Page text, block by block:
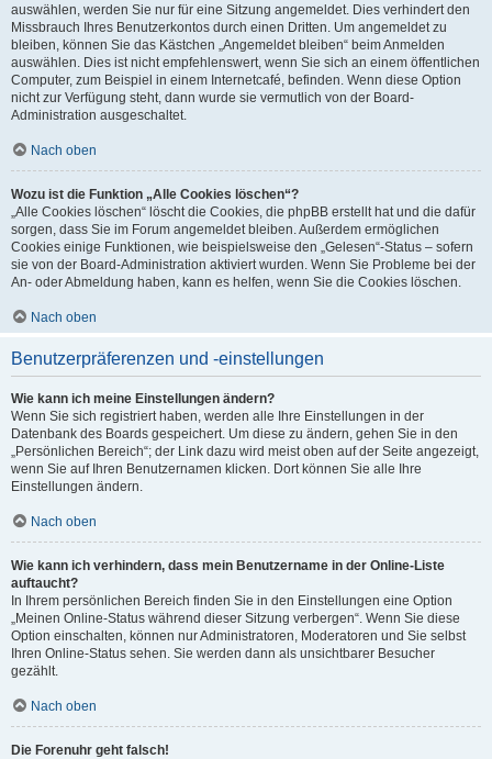
auswählen, werden Sie nur für eine Sitzung angemeldet. Dies verhindert den
Missbrauch Ihres Benutzerkontos durch einen Dritten. Um angemeldet zu
bleiben, können Sie das Kästchen „Angemeldet bleiben“ beim Anmelden
auswählen. Dies ist nicht empfehlenswert, wenn Sie sich an einem öffentlichen
Computer, zum Beispiel in einem Internetcafé, befinden. Wenn diese Option
nicht zur Verfügung steht, dann wurde sie vermutlich von der Board-
Administration ausgeschaltet.
Nach oben
Wozu ist die Funktion „Alle Cookies löschen“?
„Alle Cookies löschen“ löscht die Cookies, die phpBB erstellt hat und die dafür
sorgen, dass Sie im Forum angemeldet bleiben. Außerdem ermöglichen
Cookies einige Funktionen, wie beispielsweise den „Gelesen“-Status – sofern
sie von der Board-Administration aktiviert wurden. Wenn Sie Probleme bei der
An- oder Abmeldung haben, kann es helfen, wenn Sie die Cookies löschen.
Nach oben
Benutzerpräferenzen und -einstellungen
Wie kann ich meine Einstellungen ändern?
Wenn Sie sich registriert haben, werden alle Ihre Einstellungen in der
Datenbank des Boards gespeichert. Um diese zu ändern, gehen Sie in den
„Persönlichen Bereich“; der Link dazu wird meist oben auf der Seite angezeigt,
wenn Sie auf Ihren Benutzernamen klicken. Dort können Sie alle Ihre
Einstellungen ändern.
Nach oben
Wie kann ich verhindern, dass mein Benutzername in der Online-Liste
auftaucht?
In Ihrem persönlichen Bereich finden Sie in den Einstellungen eine Option
„Meinen Online-Status während dieser Sitzung verbergen“. Wenn Sie diese
Option einschalten, können nur Administratoren, Moderatoren und Sie selbst
Ihren Online-Status sehen. Sie werden dann als unsichtbarer Besucher
gezählt.
Nach oben
Die Forenuhr geht falsch!